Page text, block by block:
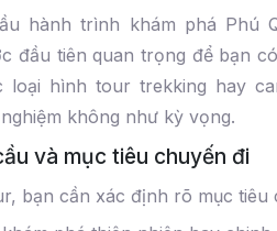
hành trình khám phá Phú
đầu tiên quan trọng để bạn
loại hình tour trekking hay
không như kỳ vọng.
và mục tiêu chuyến đi
bạn cần xác định rõ mục tiêu